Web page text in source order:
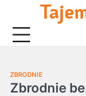
content
ZBRODNIE
Zbrodnie